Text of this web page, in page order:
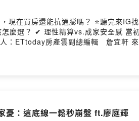
現在買房還能抗通膨嗎？ ⭐聽完來
麼選？ ✔ 理性精算vs.成家安全感 當
：這底線一鬆秒崩盤 ft.廖庭輝